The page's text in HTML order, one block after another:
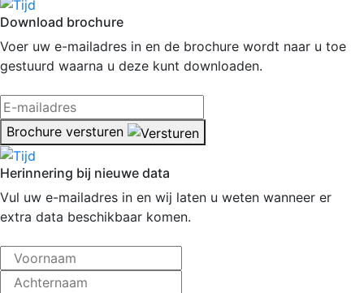
Download brochure
Voer uw e-mailadres in en de brochure wordt naar u toe
gestuurd waarna u deze kunt downloaden.
Brochure versturen
Herinnering bij nieuwe data
Vul uw e-mailadres in en wij laten u weten wanneer er
extra data beschikbaar komen.